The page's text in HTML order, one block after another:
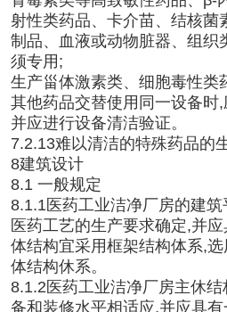
射性类药品、卡介苗、结核菌
制品、血液或动物脏器、组织
须专用;
生产甾体激素类、细胞毒性类
其他药品交替使用同一设备时
并应进行设备清洁验证。
7.2.13难以清洁的特殊药品的
8建筑设计
8.1 一般规定
8.1.1医药工业洁净厂房的建
医药工艺的生产要求确定,并
体结构宜采用框架结构体系,
体结构休系。
8.1.2医药工业洁净厂房主休
备和装修水平相适应,并应具